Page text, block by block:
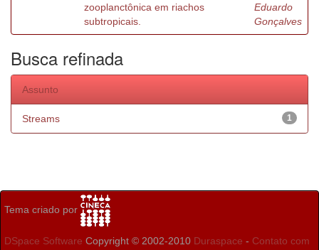
zooplanctônica em riachos
subtropicais.
Eduardo
Gonçalves
Busca refinada
Assunto
1
Streams
Tema criado por
DSpace Software Copyright © 2002-2010 Duraspace - Contato com